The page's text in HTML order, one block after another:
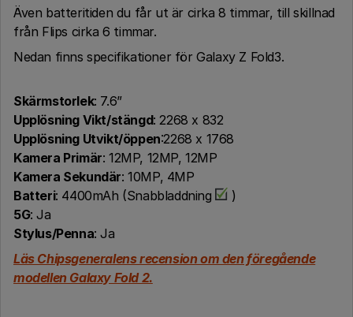
Även batteritiden du får ut är cirka 8 timmar, till skillnad
från Flips cirka 6 timmar.
Nedan finns specifikationer för Galaxy Z Fold3.
Skärmstorlek: 7.6”
Upplösning Vikt/stängd: 2268 x 832
Upplösning Utvikt/öppen:2268 x 1768
Kamera Primär: 12MP, 12MP, 12MP
Kamera Sekundär: 10MP, 4MP
Batteri: 4400mAh (Snabbladdning
)
5G: Ja
Stylus/Penna: Ja
Läs Chipsgeneralens recension om den föregående
modellen Galaxy Fold 2.